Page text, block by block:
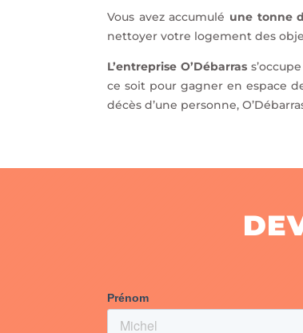
Vous avez accumulé une tonne
nettoyer votre logement des
L’entreprise O’Débarras
ce soit pour gagner en espace
décès d’une personne,